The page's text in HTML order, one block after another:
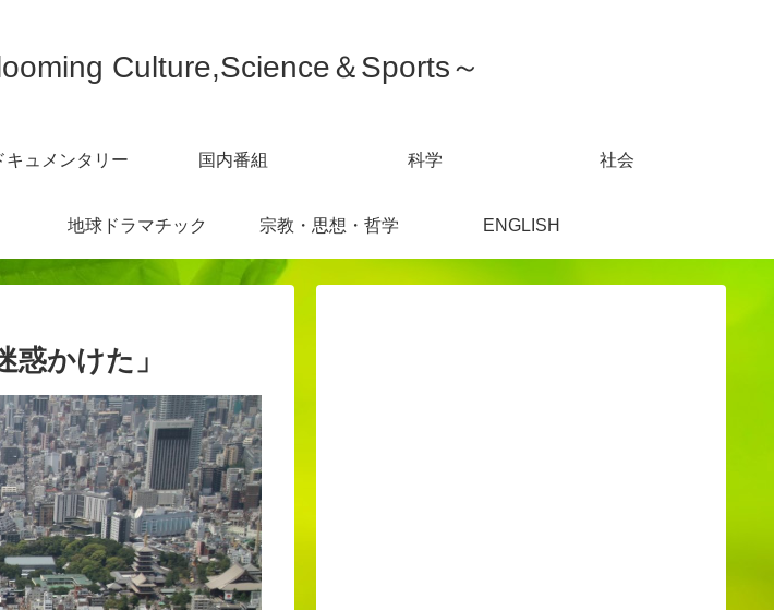
Culture,Science＆Sports～
キュメンタリー 国内番組 科学 社会
地球ドラマチック 宗教・思想・哲学 ENGLISH
かけた」